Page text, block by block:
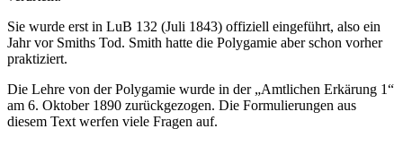
Sie wurde erst in LuB 132 (Juli 1843) offiziell eingeführt, also ein
Jahr vor Smiths Tod. Smith hatte die Polygamie aber schon vorher
praktiziert.
Die Lehre von der Polygamie wurde in der „Amtlichen Erkärung 1“
am 6. Oktober 1890 zurückgezogen. Die Formulierungen aus
diesem Text werfen viele Fragen auf.